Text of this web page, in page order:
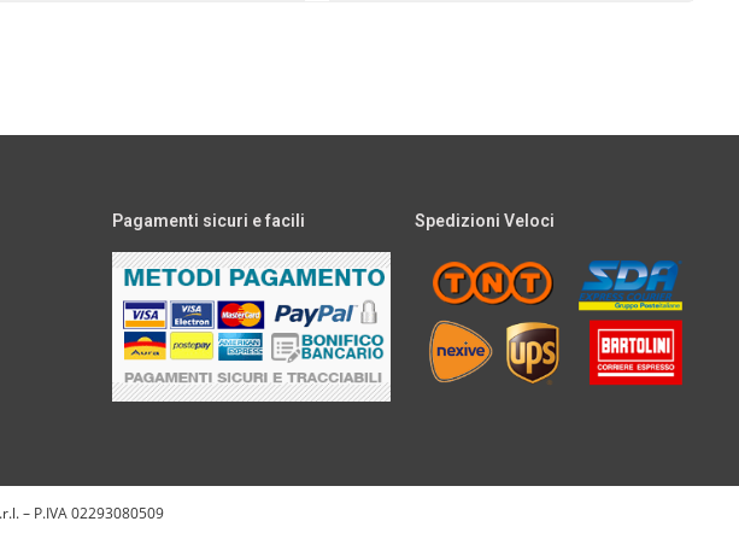
Pagamenti sicuri e facili Spedizioni Veloci
– P.IVA 02293080509